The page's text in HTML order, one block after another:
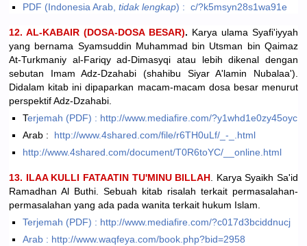
PDF (Indonesia Arab, tidak lengkap) : c/?k5msyn28s1wa91e
12. AL-KABAIR (DOSA-DOSA BESAR). Karya ulama Syafi'iyyah
yang bernama Syamsuddin Muhammad bin Utsman bin Qaimaz
At-Turkmaniy al-Fariqy ad-Dimasyqi atau lebih dikenal dengan
sebutan Imam Adz-Dzahabi (shahibu Siyar A'lamin Nubalaa').
Didalam kitab ini dipaparkan macam-macam dosa besar menurut
perspektif Adz-Dzahabi.
Terjemah (PDF) : http://www.mediafire.com/?y1whd1e0zy45oyc
Arab :
http://www.4shared.com/file/r6TH0uLf/_-_.html
http://www.4shared.com/document/T0R6toYC/__online.html
13. ILAA KULLI FATAATIN TU'MINU BILLAH . Karya Syaikh Sa'id
Ramadhan Al Buthi. Sebuah kitab risalah terkait permasalahan-
permasalahan yang ada pada wanita terkait hukum Islam.
Terjemah (PDF) : http://www.mediafire.com/?c017d3bciddnucj
Arab : http://www.waqfeya.com/book.php?bid=2958